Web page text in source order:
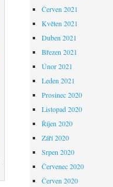
Červen 2021
Květen 2021
Duben 2021
Březen 2021
Únor 2021
Leden 2021
Prosinec 2020
Listopad 2020
Říjen 2020
Září 2020
Srpen 2020
Červenec 2020
Červen 2020